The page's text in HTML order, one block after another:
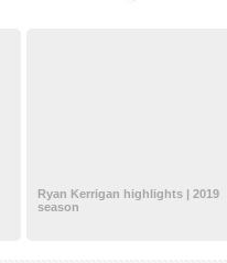
Ryan Kerrigan highlights | 2019
season